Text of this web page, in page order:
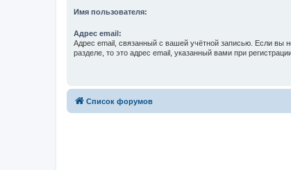
Имя пользователя:
Адрес email:
Адрес email, связанный с вашей учётной записью. Если вы
разделе, то это адрес email, указанный вами при
Список форумов